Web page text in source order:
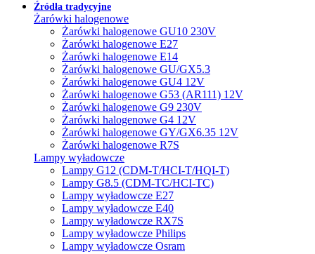
Źródła tradycyjne
Żarówki halogenowe
Żarówki halogenowe GU10 230V
Żarówki halogenowe E27
Żarówki halogenowe E14
Żarówki halogenowe GU/GX5.3
Żarówki halogenowe GU4 12V
Żarówki halogenowe G53 (AR111) 12V
Żarówki halogenowe G9 230V
Żarówki halogenowe G4 12V
Żarówki halogenowe GY/GX6.35 12V
Żarówki halogenowe R7S
Lampy wyładowcze
Lampy G12 (CDM-T/HCI-T/HQI-T)
Lampy G8.5 (CDM-TC/HCI-TC)
Lampy wyładowcze E27
Lampy wyładowcze E40
Lampy wyładowcze RX7S
Lampy wyładowcze Philips
Lampy wyładowcze Osram